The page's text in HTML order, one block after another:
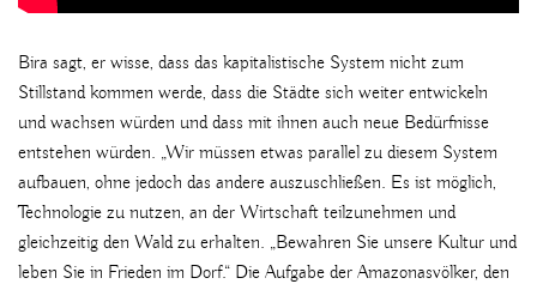
Bira sagt, er wisse, dass das kapitalistische System nicht zum
Stillstand kommen werde, dass die Städte sich weiter entwickeln
und wachsen würden und dass mit ihnen auch neue Bedürfnisse
entstehen würden. „Wir müssen etwas parallel zu diesem System
aufbauen, ohne jedoch das andere auszuschließen. Es ist möglich,
Technologie zu nutzen, an der Wirtschaft teilzunehmen und
gleichzeitig den Wald zu erhalten. „Bewahren Sie unsere Kultur und
leben Sie in Frieden im Dorf.“ Die Aufgabe der Amazonasvölker, den